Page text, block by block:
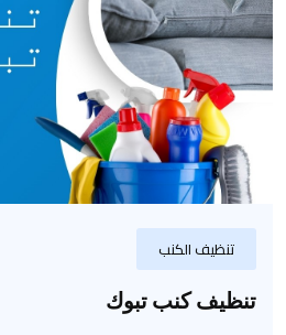
تنظيف الكنب
تنظيف كنب تبوك